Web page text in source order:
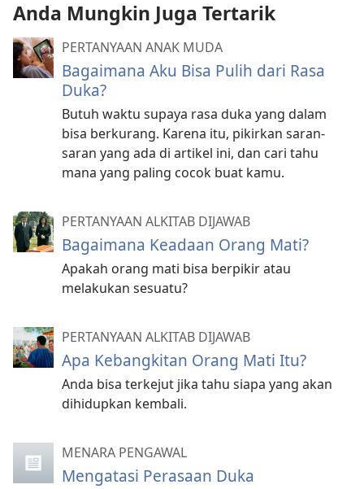
Anda Mungkin Juga Tertarik
PERTANYAAN ANAK MUDA
Bagaimana Aku Bisa Pulih dari Rasa
Duka?
Butuh waktu supaya rasa duka yang dalam
bisa berkurang. Karena itu, pikirkan saran-
saran yang ada di artikel ini, dan cari tahu
mana yang paling cocok buat kamu.
PERTANYAAN ALKITAB DIJAWAB
Bagaimana Keadaan Orang Mati?
Apakah orang mati bisa berpikir atau
melakukan sesuatu?
PERTANYAAN ALKITAB DIJAWAB
Apa Kebangkitan Orang Mati Itu?
Anda bisa terkejut jika tahu siapa yang akan
dihidupkan kembali.
MENARA PENGAWAL
Mengatasi Perasaan Duka